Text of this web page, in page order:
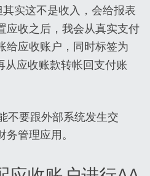
实这不是收入，会给报表
应收之后，我会从真实支付
给应收账户，同时标签为
从应收账款转帐回支付账
不要跟外部系统发生交
管理应用。